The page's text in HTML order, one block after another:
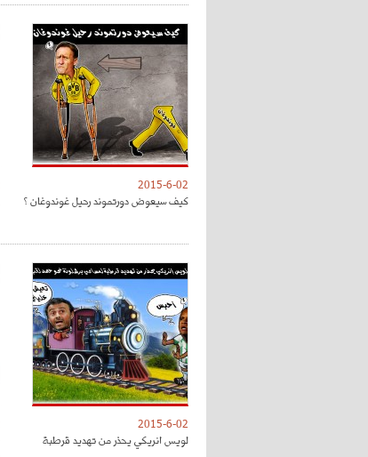
2015-6-02
كيف سيعوض دورتموند رحيل غوندوغان ؟
2015-6-02
لويس انريكي يحذر من تهديد قرطبة